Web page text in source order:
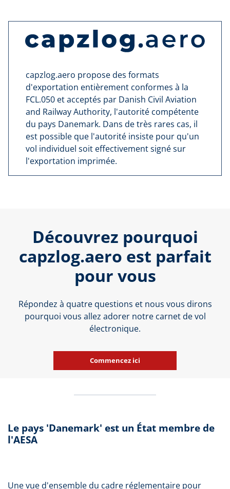
capzlog.aero propose des formats
d'exportation entièrement conformes à la
FCL.050 et acceptés par Danish Civil Aviation
and Railway Authority, l'autorité compétente
du pays Danemark. Dans de très rares cas, il
est possible que l'autorité insiste pour qu'un
vol individuel soit effectivement signé sur
l'exportation imprimée.
Découvrez pourquoi
capzlog.aero est parfait
pour vous
Répondez à quatre questions et nous vous dirons
pourquoi vous allez adorer notre carnet de vol
électronique.
Commencez ici
Le pays 'Danemark' est un État membre de
l'AESA
Une vue d'ensemble du cadre réglementaire pour